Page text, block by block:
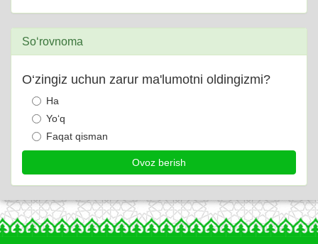
So‘rovnoma
O‘zingiz uchun zarur ma'lumotni oldingizmi?
Ha
Yo‘q
Faqat qisman